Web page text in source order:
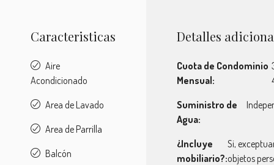
Caracteristicas
Aire
Acondicionado
Area de Lavado
Area de Parrilla
Balcón
Detalles
Cuota de Condominio
Mensual:
Suministro de
Agua:
¿Incluye
mobiliario?:
Si,
objetos